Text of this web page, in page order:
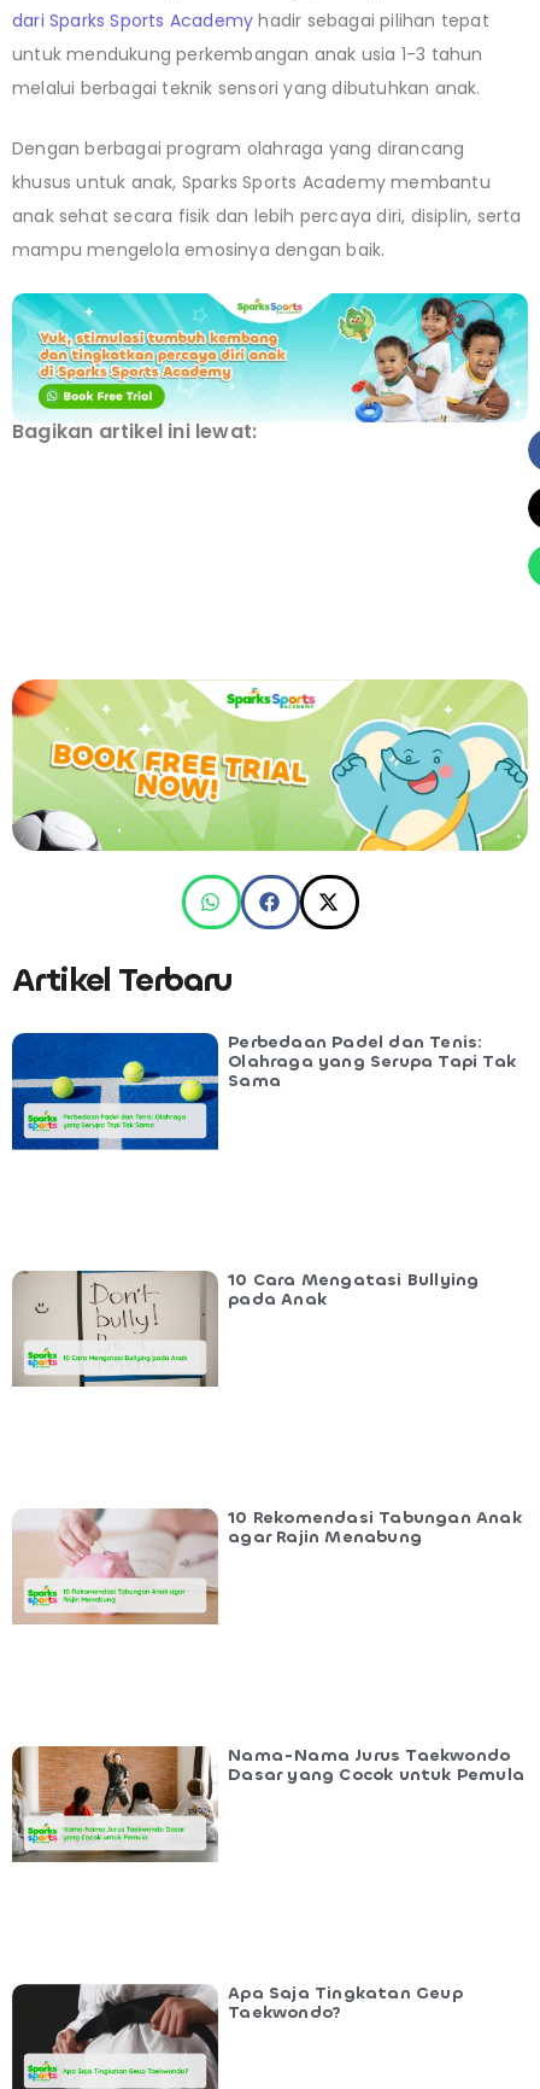
dari Sparks Sports Academy hadir sebagai pilihan tepat
untuk mendukung perkembangan anak usia 1-3 tahun
melalui berbagai teknik sensori yang dibutuhkan anak.
Dengan berbagai program olahraga yang dirancang
khusus untuk anak, Sparks Sports Academy membantu
anak sehat secara fisik dan lebih percaya diri, disiplin, serta
mampu mengelola emosinya dengan baik.
Bagikan artikel ini lewat:
Artikel Terbaru
Perbedaan Padel dan Tenis:
Olahraga yang Serupa Tapi Tak
Sama
10 Cara Mengatasi Bullying
pada Anak
10 Rekomendasi Tabungan Anak
agar Rajin Menabung
Nama-Nama Jurus Taekwondo
Dasar yang Cocok untuk Pemula
Apa Saja Tingkatan Geup
Taekwondo?